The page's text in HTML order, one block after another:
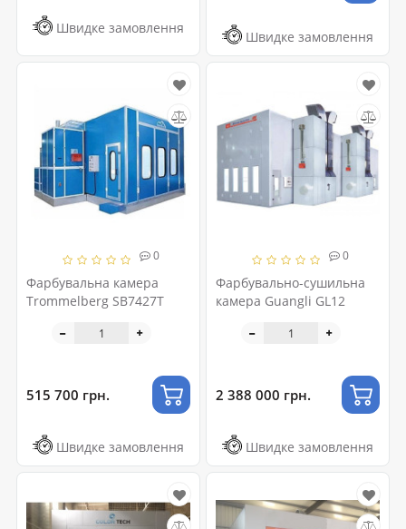
Швидке замовлення
Швидке замовлення
0
Фарбувальна камера
Trommelberg SB7427T
515 700 грн.
Швидке замовлення
0
Фарбувально-сушильна
камера Guangli GL12
2 388 000 грн.
Швидке замовлення